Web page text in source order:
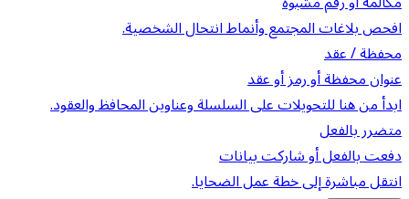
افحص بلاغات المجتمع وأنماط انتحال الشخصية.
محفظة / عقد
عنوان محفظة أو رمز أو عقد
ابدأ من هنا للتحويلات على السلسلة وعناوين المحافظ والعقود.
متضرر بالفعل
دفعت بالفعل أو شاركت بيانات
انتقل مباشرة إلى خطة عمل الضحايا.